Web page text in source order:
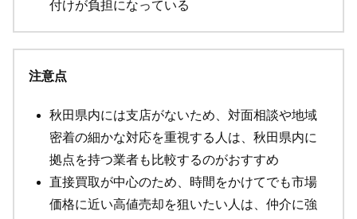
付けが負担になっている
注意点
秋田県内には支店がないため、対面相談や地域
密着の細かな対応を重視する人は、秋田県内に
拠点を持つ業者も比較するのがおすすめ
直接買取が中心のため、時間をかけてでも市場
価格に近い高値売却を狙いたい人は、仲介に強